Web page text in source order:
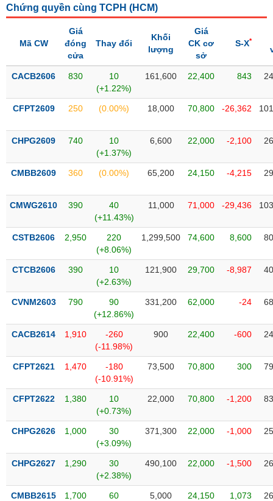
liệu
trường
Chứng quyền cùng TCPH (HCM)
Mã CW
Giá
đóng
cửa
Thay đổi
Khối
lượng
Giá
CK cơ
sở
S-X*
CACB2606 830
10
(+1.22%)
161,600 22,400 843
CFPT2609 250 (0.00%) 18,000 70,800 -26,362
CHPG2609 740
10
(+1.37%)
6,600 22,000 -2,100
CMBB2609 360 (0.00%) 65,200 24,150 -4,215
CMWG2610 390
40
(+11.43%)
11,000 71,000 -29,436
CSTB2606 2,950
220
(+8.06%)
1,299,500 74,600 8,600
CTCB2606 390
10
(+2.63%)
121,900 29,700 -8,987
CVNM2603 790
90
(+12.86%)
331,200 62,000 -24
CACB2614 1,910
-260
(-11.98%)
900 22,400 -600
CFPT2621 1,470
-180
(-10.91%)
73,500 70,800 300
CFPT2622 1,380
10
(+0.73%)
22,000 70,800 -1,200
CHPG2626 1,000
30
(+3.09%)
371,300 22,000 -1,000
CHPG2627 1,290
30
(+2.38%)
490,100 22,000 -1,500
CMBB2615 1,700
60
5,000 24,150 1,073
DÙNG
KHÔNG
YẾU
TIÊU
DÙNG
YẾU
CHĂM
SÓC
KHỎE
TÀI
CÔNG
THÔNG